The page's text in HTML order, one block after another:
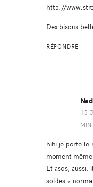
http://
Des bisous
RÉPONDRE
15
MIN
hihi je porte le
moment même.
Et asos, aussi,
soldes «